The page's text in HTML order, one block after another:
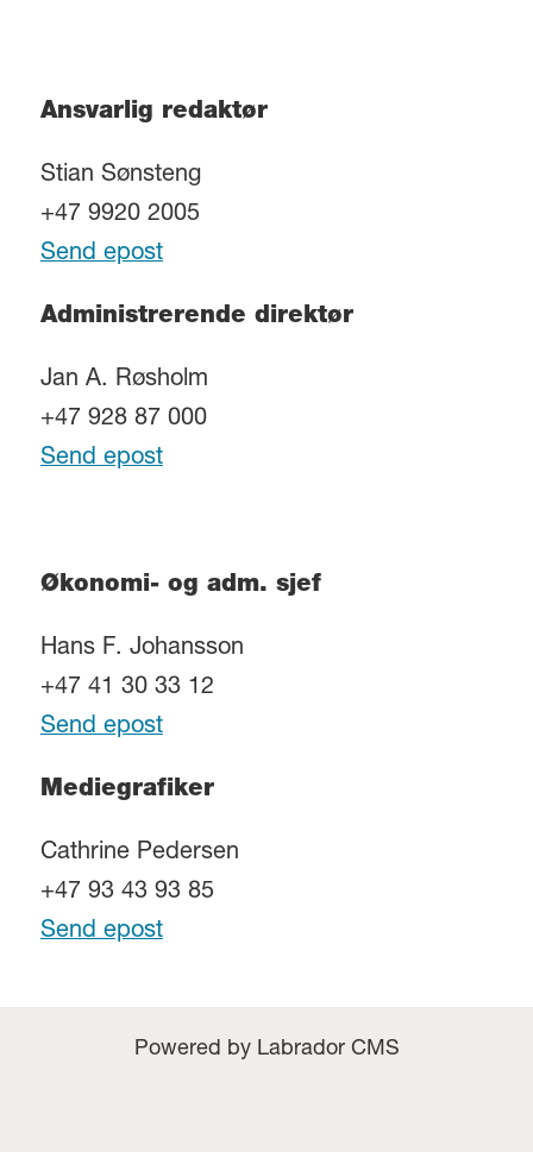
Ansvarlig redaktør
Stian Sønsteng
+47 9920 2005
Send epost
Administrerende direktør
Jan A. Røsholm
+47 928 87 000
Send epost
Økonomi- og adm. sjef
Hans F. Johansson
+47 41 30 33 12
Send epost
Mediegrafiker
Cathrine Pedersen
+47 93 43 93 85
Send epost
Powered by Labrador CMS